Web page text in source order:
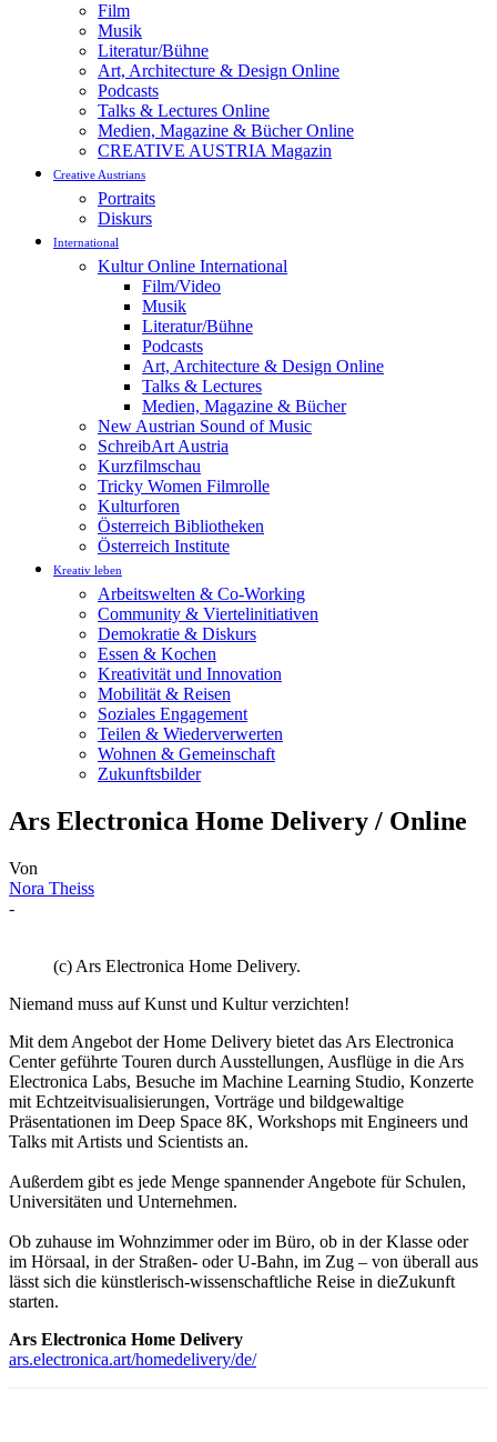
Film
Musik
Literatur/Bühne
Art, Architecture & Design Online
Podcasts
Talks & Lectures Online
Medien, Magazine & Bücher Online
CREATIVE AUSTRIA Magazin
Creative Austrians
Portraits
Diskurs
International
Kultur Online International
Film/Video
Musik
Literatur/Bühne
Podcasts
Art, Architecture & Design Online
Talks & Lectures
Medien, Magazine & Bücher
New Austrian Sound of Music
SchreibArt Austria
Kurzfilmschau
Tricky Women Filmrolle
Kulturforen
Österreich Bibliotheken
Österreich Institute
Kreativ leben
Arbeitswelten & Co-Working
Community & Viertelinitiativen
Demokratie & Diskurs
Essen & Kochen
Kreativität und Innovation
Mobilität & Reisen
Soziales Engagement
Teilen & Wiederverwerten
Wohnen & Gemeinschaft
Zukunftsbilder
Ars Electronica Home Delivery / Online
Von
Nora Theiss
-
(c) Ars Electronica Home Delivery.
Niemand muss auf Kunst und Kultur verzichten!
Mit dem Angebot der Home Delivery bietet das Ars Electronica
Center geführte Touren durch Ausstellungen, Ausflüge in die Ars
Electronica Labs, Besuche im Machine Learning Studio, Konzerte
mit Echtzeitvisualisierungen, Vorträge und bildgewaltige
Präsentationen im Deep Space 8K, Workshops mit Engineers und
Talks mit Artists und Scientists an.
Außerdem gibt es jede Menge spannender Angebote für Schulen,
Universitäten und Unternehmen.
Ob zuhause im Wohnzimmer oder im Büro, ob in der Klasse oder
im Hörsaal, in der Straßen- oder U-Bahn, im Zug – von überall aus
lässt sich die künstlerisch-wissenschaftliche Reise in dieZukunft
starten.
Ars Electronica Home Delivery
ars.electronica.art/homedelivery/de/